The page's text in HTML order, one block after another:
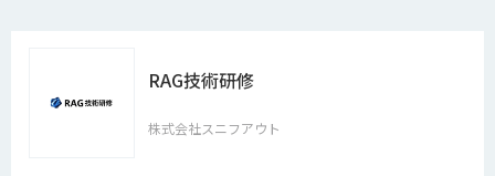
RAG技術研修
株式会社スニフアウト